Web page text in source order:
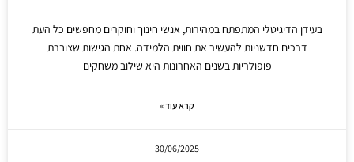
בעידן הדיגיטלי המתפתח במהירות, אנשי חינוך וחוקרים מחפשים כל העת
דרכים חדשניות להעשיר את חווית הלמידה. אחת הגישות שצוברת
פופולריות בשנים האחרונות היא שילוב משחקים
קרא עוד »
30/06/2025